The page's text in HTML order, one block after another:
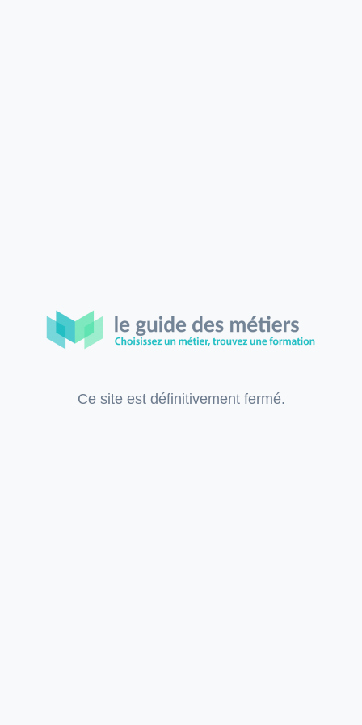
Ce site est définitivement fermé.